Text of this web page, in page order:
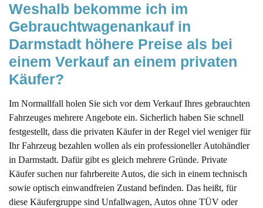
Weshalb bekomme ich im
Gebrauchtwagenankauf in
Darmstadt höhere Preise als bei
einem Verkauf an einem privaten
Käufer?
Im Normallfall holen Sie sich vor dem Verkauf Ihres gebrauchten
Fahrzeuges mehrere Angebote ein. Sicherlich haben Sie schnell
festgestellt, dass die privaten Käufer in der Regel viel weniger für
Ihr Fahrzeug bezahlen wollen als ein professioneller Autohändler
in Darmstadt. Dafür gibt es gleich mehrere Gründe. Private
Käufer suchen nur fahrbereite Autos, die sich in einem technisch
sowie optisch einwandfreien Zustand befinden. Das heißt, für
diese Käufergruppe sind Unfallwagen, Autos ohne TÜV oder